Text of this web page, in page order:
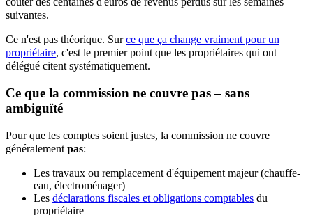
suivantes.
Ce n'est pas théorique. Surce que ça change vraiment pour un
propriétaire, c'est le premier point que les propriétaires qui ont
délégué citent systématiquement.
Ce que la commission ne couvre pas – sans
ambiguïté
Pour que les comptes soient justes, la commission ne couvre
généralementpas:
Les travaux ou remplacement d'équipement majeur (chauffe-
eau, électroménager)
Les déclarations fiscales et obligations comptables du
propriétaire